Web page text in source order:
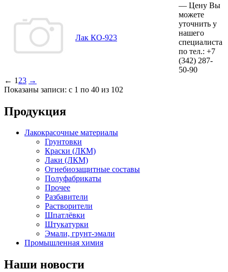
Лак КО-923
— Цену Вы
можете
уточнить у
нашего
специалиста
по тел.: +7
(342) 287-
50-90
← 1 23 →
Показаны записи: с 1 по 40 из 102
Продукция
Лакокрасочные материалы
Грунтовки
Краски (ЛКМ)
Лаки (ЛКМ)
Огнебиозащитные составы
Полуфабрикаты
Прочее
Разбавители
Растворители
Шпатлёвки
Штукатурки
Эмали, грунт-эмали
Промышленная химия
Наши новости